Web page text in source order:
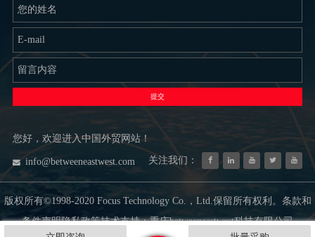
提交
您好，欢迎进入中国外贸网站！
info@betweeneastwest.com 关注我们：
版权所有©1998-2020 Focus Technology Co.，Ltd.保留所有权利。条款和
条件声明隐私政策技术支持：重庆betweeneastwest科技有限公司